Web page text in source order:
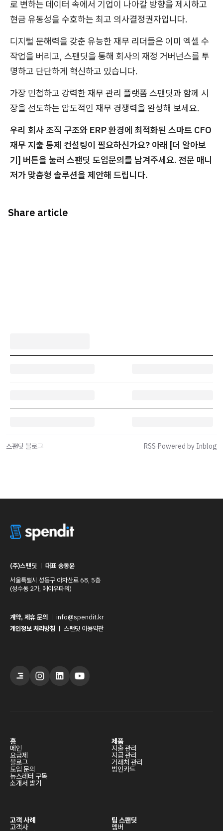
로 변하는 데이터 속에서 기업이 나아갈 방향을 제시하고
현금 유동성을 수호하는 최고 의사결정권자입니다.
디지털 문해력을 갖춘 유능한 재무 리더들은 이미 엑셀 수
작업을 버리고, 스팬딧을 통해 회사의 재정 거버넌스를 투
명하고 단단하게 혁신하고 있습니다.
가장 민첩하고 강력한 재무 관리 플랫폼 스팬딧과 함께 시
장을 선도하는 압도적인 재무 경쟁력을 완성해 보세요.
우리 회사 조직 구조와 ERP 환경에 최적화된 스마트 CFO
재무 지출 통제 컨설팅이 필요하신가요? 아래 [더 알아보
기] 버튼을 눌러 스팬딧 도입문의를 남겨주세요. 전문 매니
저가 맞춤형 솔루션을 제안해 드립니다.
Share article
스팬딧 블로그 RSS·Powered by Inblog
(주)스팬딧 ㅣ대표 송동윤
서울특별시 성동구 아차산로 68, 5층
(성수동 2가, 에이유타워)
계약, 제휴 문의 ㅣ info@spendit.kr
개인정보 처리방침 ㅣ 스팬딧 이용약관
홈
메인
요금제
블로그
도입 문의
뉴스레터 구독
소개서 받기
제품
지출 관리
지급 관리
거래처 관리
법인카드
고객 사례
고객사
팀 스팬딧
멤버